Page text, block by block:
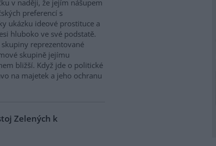
v naději, že jejím nášupem
preferencí s
ukázku ideové prostituce a
hluboko ve své podstatě.
reprezentované
skupině jejímu
bližší. Když jde o politické
na majetek a jeho ochranu
Zelených k